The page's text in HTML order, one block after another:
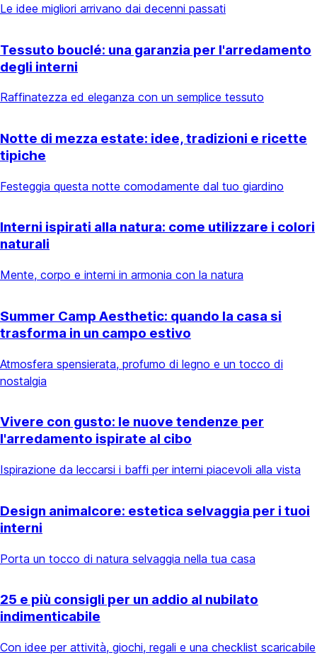
Le idee migliori arrivano dai decenni passati
Tessuto bouclé: una garanzia per l'arredamento
degli interni
Raffinatezza ed eleganza con un semplice tessuto
Notte di mezza estate: idee, tradizioni e ricette
tipiche
Festeggia questa notte comodamente dal tuo giardino
Interni ispirati alla natura: come utilizzare i colori
naturali
Mente, corpo e interni in armonia con la natura
Summer Camp Aesthetic: quando la casa si
trasforma in un campo estivo
Atmosfera spensierata, profumo di legno e un tocco di
nostalgia
Vivere con gusto: le nuove tendenze per
l'arredamento ispirate al cibo
Ispirazione da leccarsi i baffi per interni piacevoli alla vista
Design animalcore: estetica selvaggia per i tuoi
interni
Porta un tocco di natura selvaggia nella tua casa
25 e più consigli per un addio al nubilato
indimenticabile
Con idee per attività, giochi, regali e una checklist scaricabile